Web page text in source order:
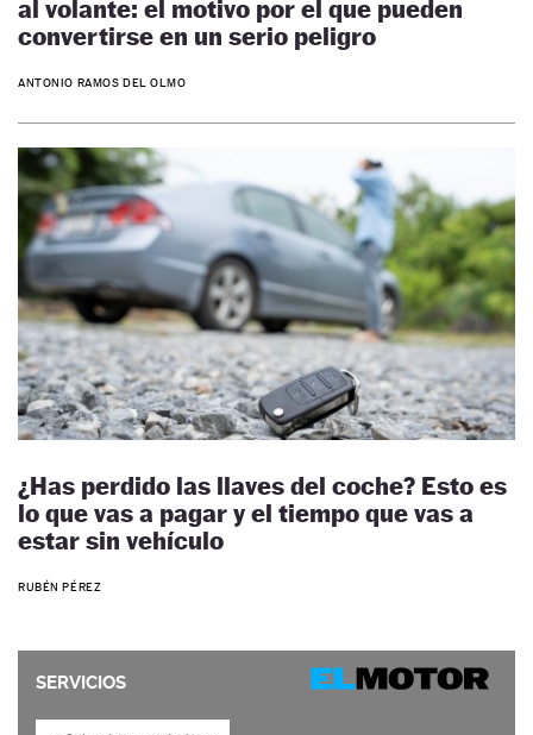
al volante: el motivo por el que pueden
convertirse en un serio peligro
ANTONIO RAMOS DEL OLMO
¿Has perdido las llaves del coche? Esto es
lo que vas a pagar y el tiempo que vas a
estar sin vehículo
RUBÉN PÉREZ